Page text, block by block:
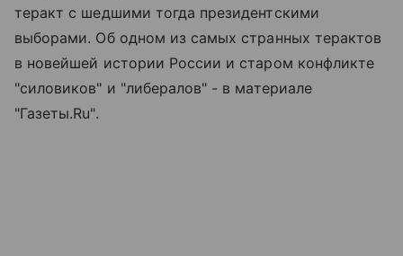
теракт с шедшими тогда президентскими
выборами. Об одном из самых странных терактов
в новейшей истории России и старом конфликте
"силовиков" и "либералов" - в материале
"Газеты.Ru".